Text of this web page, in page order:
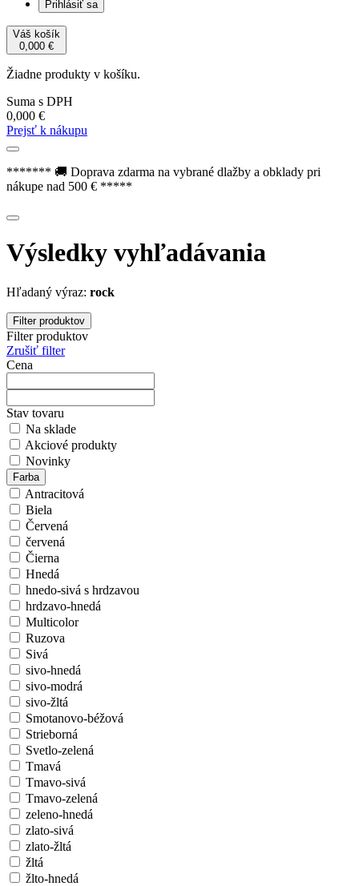
Prihlásiť sa
Váš košík
0,000 €
Žiadne produkty v košíku.
Suma s DPH
0,000 €
Prejsť k nákupu
******* 🚚 Doprava zdarma na vybrané dlažby a obklady pri
nákupe nad 500 € *****
Výsledky vyhľadávania
Hľadaný výraz: rock
Filter produktov
Filter produktov
Zrušiť filter
Cena
Stav tovaru
Na sklade
Akciové produkty
Novinky
Farba
Antracitová
Biela
Červená
červená
Čierna
Hnedá
hnedo-sivá s hrdzavou
hrdzavo-hnedá
Multicolor
Ruzova
Sivá
sivo-hnedá
sivo-modrá
sivo-žltá
Smotanovo-béžová
Strieborná
Svetlo-zelená
Tmavá
Tmavo-sivá
Tmavo-zelená
zeleno-hnedá
zlato-sivá
zlato-žltá
žltá
žlto-hnedá